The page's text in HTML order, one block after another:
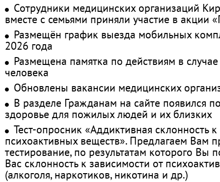
Сотрудники медицинских организаций
вместе с семьями приняли участие в акции
Размещён график выезда мобильных
2026 года
Размещена памятка по действиям в
человека
Обновлены вакансии медицинских
В разделе Гражданам на сайте появился
здоровье для пожилых людей и их близких
Тест-опросник «Аддиктивная склонность
психоактивных веществ». Предлагаем Вам
тестирование, по результатам которого Вы
Вас склонность к зависимости от
(алкоголя, наркотиков, никотина и др.)